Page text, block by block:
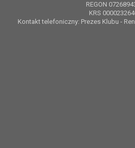
REGON
KRS
Kontakt telefoniczny: Prezes Klubu -